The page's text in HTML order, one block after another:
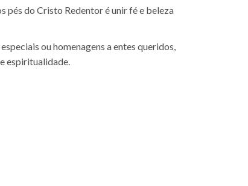
pés do Cristo Redentor é unir fé e beleza
ou homenagens a entes queridos,
espiritualidade.